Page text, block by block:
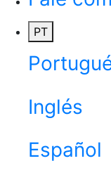
PT
Inglés
Español